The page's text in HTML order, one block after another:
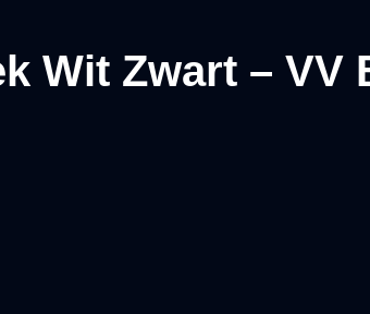
Wit Zwart – VV